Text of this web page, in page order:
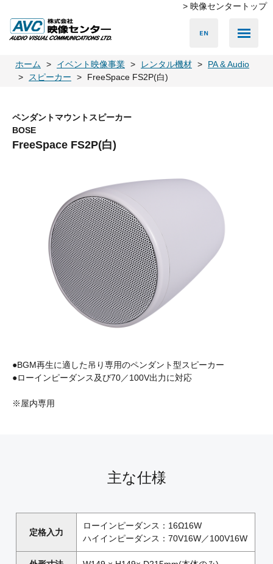
> 映像センタートップ
ホーム イベント映像事業 レンタル機材
PA & Audio
スピーカー
FreeSpace FS2P(白)
ペンダントマウントスピーカー
BOSE
FreeSpace FS2P(白)
●BGM再生に適した吊り専用のペンダント型スピーカー
●ローインピーダンス及び70／100V出力に対応
※屋内専用
主な仕様
定格入力
ローインピーダンス：16Ω16W
ハイインピーダンス：70V16W／100V16W